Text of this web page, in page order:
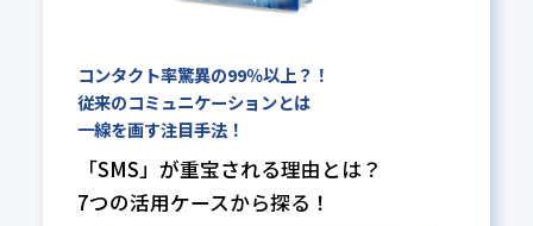
コンタクト率驚異の99％以上？！
従来のコミュニケーションとは
一線を画す注目手法！
「SMS」が重宝される理由とは？
7つの活用ケースから探る！